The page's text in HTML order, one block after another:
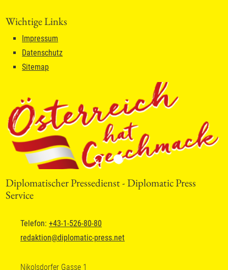
Wichtige Links
Impressum
Datenschutz
Sitemap
Diplomatischer Pressedienst - Diplomatic Press
Service
Telefon: +43-1-526-80-80
redaktion@diplomatic-press.net
Nikolsdorfer Gasse 1